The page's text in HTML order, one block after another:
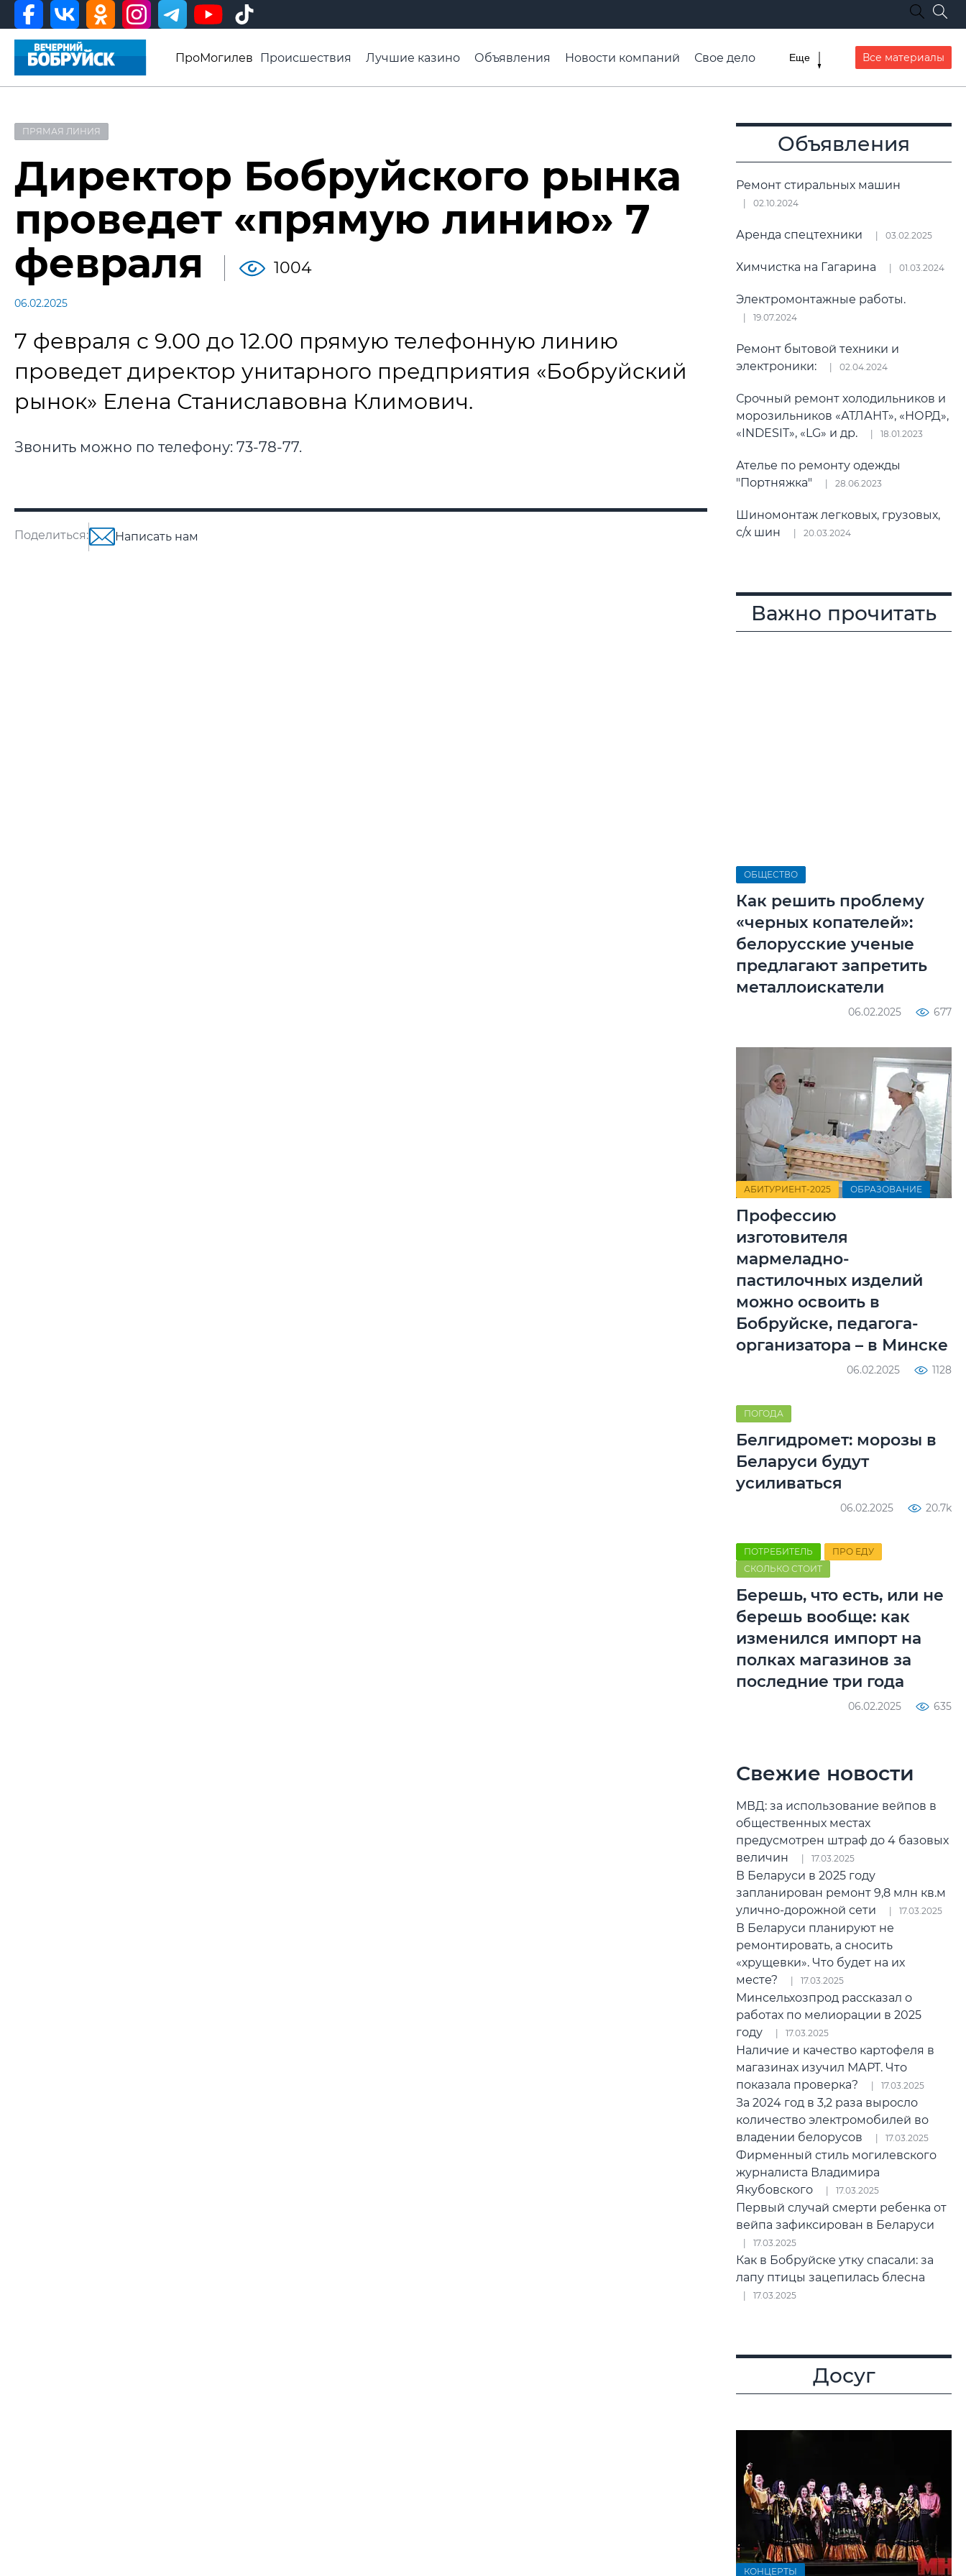
ПроМогилев Происшествия Лучшие казино Объявления Новости компаний
Свое дело
Видео ВБ
Еще Все материалы
ПРЯМАЯ ЛИНИЯ
Директор Бобруйского рынка
проведет «прямую линию» 7
февраля
1004
06.02.2025
7 февраля с 9.00 до 12.00 прямую телефонную линию
проведет директор унитарного предприятия «Бобруйский
рынок» Елена Станиславовна Климович.
Звонить можно по телефону: 73-78-77.
Поделиться: Написать нам
Объявления
Ремонт стиральных машин
02.10.2024
Аренда спецтехники 03.02.2025
Химчистка на Гагарина 01.03.2024
Электромонтажные работы.
19.07.2024
Ремонт бытовой техники и
электроники:
02.04.2024
Срочный ремонт холодильников и
морозильников «АТЛАНТ», «НОРД»,
«INDESIT», «LG» и др.
18.01.2023
Ателье по ремонту одежды
"Портняжка"
28.06.2023
Шиномонтаж легковых, грузовых,
с/х шин
20.03.2024
Важно прочитать
ОБЩЕСТВО
Как решить проблему
«черных копателей»:
белорусские ученые
предлагают запретить
металлоискатели
06.02.2025 677
АБИТУРИЕНТ-2025 ОБРАЗОВАНИЕ
Профессию
изготовителя
мармеладно-
пастилочных изделий
можно освоить в
Бобруйске, педагога-
организатора – в Минске
06.02.2025 1128
ПОГОДА
Белгидромет: морозы в
Беларуси будут
усиливаться
06.02.2025 20.7k
ПОТРЕБИТЕЛЬ
ПРО ЕДУ
СКОЛЬКО СТОИТ
Берешь, что есть, или не
берешь вообще: как
изменился импорт на
полках магазинов за
последние три года
06.02.2025 635
Свежие новости
МВД: за использование вейпов в
общественных местах
предусмотрен штраф до 4 базовых
величин
17.03.2025
В Беларуси в 2025 году
запланирован ремонт 9,8 млн кв.м
улично-дорожной сети
17.03.2025
В Беларуси планируют не
ремонтировать, а сносить
«хрущевки». Что будет на их
месте?
17.03.2025
Минсельхозпрод рассказал о
работах по мелиорации в 2025
году
17.03.2025
Наличие и качество картофеля в
магазинах изучил МАРТ. Что
показала проверка?
17.03.2025
За 2024 год в 3,2 раза выросло
количество электромобилей во
владении белорусов
17.03.2025
Фирменный стиль могилевского
журналиста Владимира
Якубовского
17.03.2025
Первый случай смерти ребенка от
вейпа зафиксирован в Беларуси
17.03.2025
Как в Бобруйске утку спасали: за
лапу птицы зацепилась блесна
17.03.2025
Досуг
КОНЦЕРТЫ